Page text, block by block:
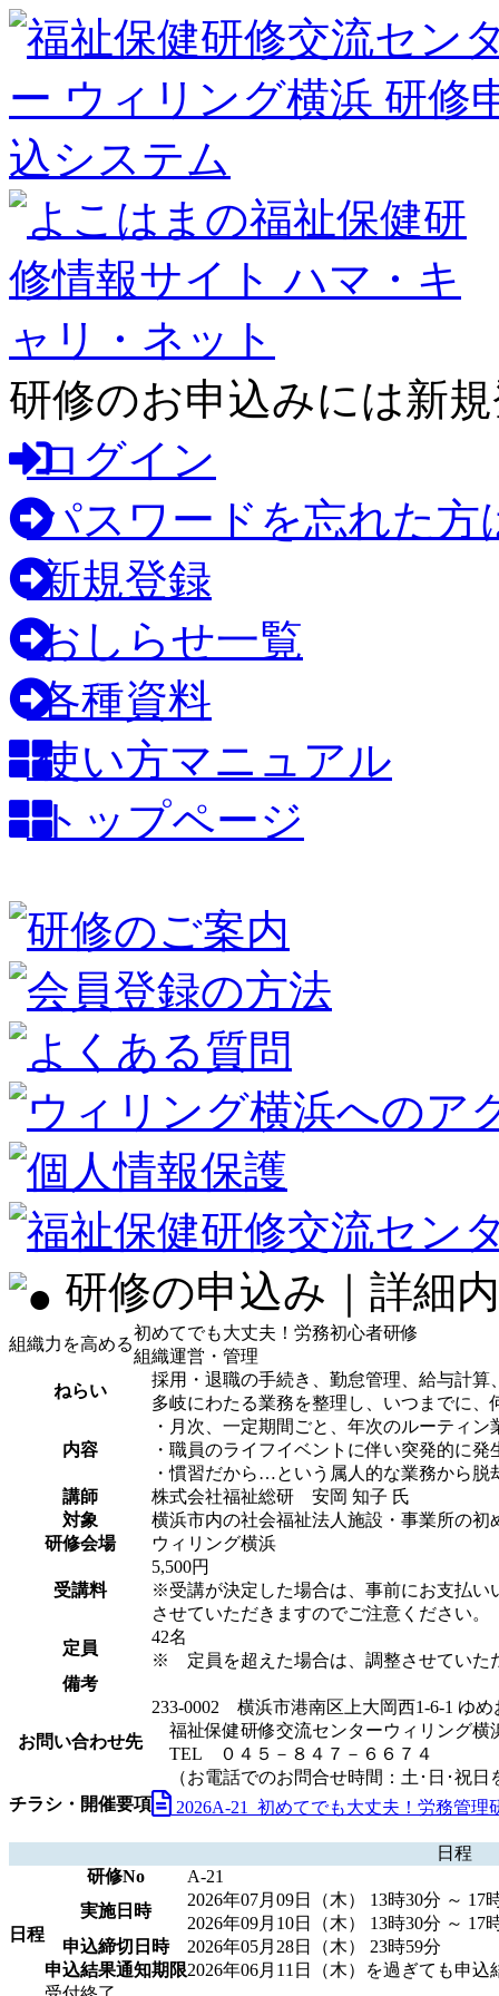
研修のお申込みには新
ログイン
パスワードを忘れた方
新規登録
おしらせ一覧
各種資料
使い方マニュアル
トップページ
研修の申込み｜詳細
組織力を高める
初めてでも大丈夫！労務初心者研修
組織運営・管理
ねらい
採用・退職の手続き、勤怠管理、給与計
多岐にわたる業務を整理し、いつまでに
内容
・月次、一定期間ごと、年次のルーティン
・職員のライフイベントに伴い突発的に
・慣習だから…という属人的な業務から
講師
株式会社福祉総研 安岡 知子 氏
対象
横浜市内の社会福祉法人施設・事業所の
研修会場
ウィリング横浜
受講料
5,500円
※受講が決定した場合は、事前にお支払い
させていただきますのでご注意ください。
定員
42名
※ 定員を超えた場合は、調整させていた
備考
お問い合わせ先
233-0002 横浜市港南区上大岡西1-6-1 ゆ
福祉保健研修交流センターウィリング
TEL ０４５－８４７－６６７４
（お電話でのお問合せ時間：土･日･祝日
チラシ・開催要項
2026A-21_初めてでも大丈夫！労務管
日程
日程
研修No
A-21
実施日時
2026年07月09日（木） 13時30分 ～ 17
2026年09月10日（木） 13時30分 ～ 17
申込締切日時
2026年05月28日（木） 23時59分
申込結果通知期限2026年06月11日（木）を過ぎても申